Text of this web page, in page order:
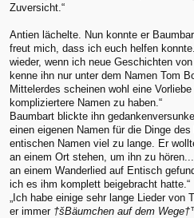
Zuversicht.“
Antien lächelte. Nun konnte er
freut mich, dass ich euch helfen
wieder, wenn ich neue Geschichten
kenne ihn nur unter dem Namen Tom
Mittelerdes scheinen wohl eine
kompliziertere Namen zu haben.“
Baumbart blickte ihn
einen eigenen Namen für die Dinge
entischen Namen viel zu lange. Er
an einem Ort stehen, um ihn zu
an einem Wanderlied auf Entisch
ich es ihm komplett beigebracht hatte.“
„Ich habe einige sehr lange Lieder von
er immer †šBäumchen auf dem